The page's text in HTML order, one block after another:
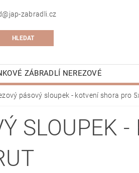
zabradli.cz
ZÁBRADLÍ NEREZOVÉ
STŘÍŠKY SKLENĚNÉ
pásový sloupek - kotvení shora pro
SLOUPEK -